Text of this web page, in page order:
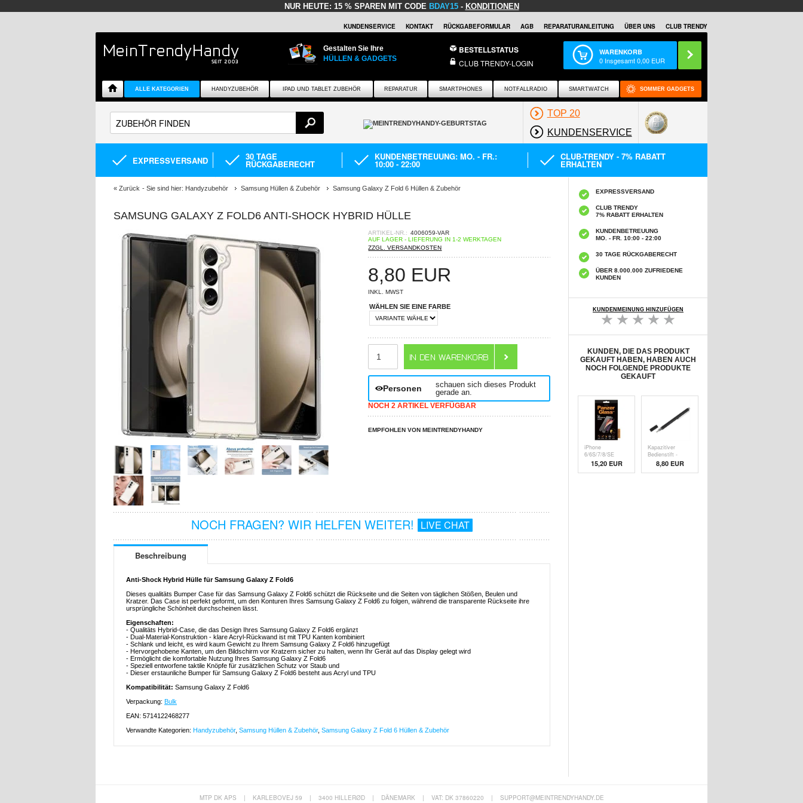
NUR HEUTE: 15 % SPAREN MIT CODE BDAY15- KONDITIONEN
KUNDENSERVICE KONTAKT RÜCKGABEFORMULAR AGB REPARATURANLEITUNG ÜBER UNS CLUB TRENDY
Gestalten Sie Ihre
HÜLLEN & GADGETS
BESTELLSTATUS
CLUB TRENDY-LOGIN
WARENKORB
0 Insgesamt0,00 EUR
ALLE KATEGORIEN HANDYZUBEHÖR IPAD UND TABLET ZUBEHÖR REPARATUR SMARTPHONES NOTFALLRADIO SMARTWATCH SOMMER GADGETS
TOP 20
KUNDENSERVICE
EXPRESSVERSAND 30 TAGE
RÜCKGABERECHT
KUNDENBETREUUNG: MO. - FR.:
10:00 - 22:00
CLUB-TRENDY - 7% RABATT
ERHALTEN
« Zurück - Sie sind hier: Handyzubehör Samsung Hüllen & Zubehör Samsung Galaxy Z Fold 6 Hüllen & Zubehör
SAMSUNG GALAXY Z FOLD6 ANTI-SHOCK HYBRID HÜLLE
ARTIKEL-NR.: 4006059-VAR
AUF LAGER - LIEFERUNG IN 1-2 WERKTAGEN
ZZGL. VERSANDKOSTEN
8,80 EUR
INKL. MWST
WÄHLEN SIE EINE FARBE
Personen
schauen sich dieses Produkt
gerade an.
NOCH 2 ARTIKEL VERFÜGBAR
EMPFOHLEN VON MEINTRENDYHANDY
NOCH FRAGEN? WIR HELFEN WEITER! LIVE CHAT
Beschreibung
Anti-Shock Hybrid Hülle für Samsung Galaxy Z Fold6
Dieses qualitäts Bumper Case für das Samsung Galaxy Z Fold6 schützt die Rückseite und die Seiten von täglichen Stößen, Beulen und
Kratzer. Das Case ist perfekt geformt, um den Konturen Ihres Samsung Galaxy Z Fold6 zu folgen, während die transparente Rückseite ihre
ursprüngliche Schönheit durchscheinen lässt.
Eigenschaften:
- Qualitäts Hybrid-Case, die das Design Ihres Samsung Galaxy Z Fold6 ergänzt
- Dual-Material-Konstruktion - klare Acryl-Rückwand ist mit TPU Kanten kombiniert
- Schlank und leicht, es wird kaum Gewicht zu Ihrem Samsung Galaxy Z Fold6 hinzugefügt
- Hervorgehobene Kanten, um den Bildschirm vor Kratzern sicher zu halten, wenn Ihr Gerät auf das Display gelegt wird
- Ermöglicht die komfortable Nutzung Ihres Samsung Galaxy Z Fold6
- Speziell entworfene taktile Knöpfe für zusätzlichen Schutz vor Staub und
- Dieser erstaunliche Bumper für Samsung Galaxy Z Fold6 besteht aus Acryl und TPU
Kompatibilität: Samsung Galaxy Z Fold6
Verpackung: Bulk
EAN: 5714122468277
Verwandte Kategorien: Handyzubehör, Samsung Hüllen & Zubehör, Samsung Galaxy Z Fold 6 Hüllen & Zubehör
EXPRESSVERSAND
CLUB TRENDY
7% RABATT ERHALTEN
KUNDENBETREUUNG
MO. - FR. 10:00 - 22:00
30 TAGE RÜCKGABERECHT
ÜBER 8.000.000 ZUFRIEDENE
KUNDEN
KUNDENMEINUNG HINZUFÜGEN
KUNDEN, DIE DAS PRODUKT
GEKAUFT HABEN, HABEN AUCH
NOCH FOLGENDE PRODUKTE
GEKAUFT
iPhone
6/6S/7/8/SE
(2020)/SE (
15,20 EUR
Kapazitiver
Bedienstift -
Schw8,80 EUR
MTP DK APS | KARLEBOVEJ 59 | 3400 HILLERØD | DÄNEMARK | VAT: DK 37860220 | SUPPORT@MEINTRENDYHANDY.DE